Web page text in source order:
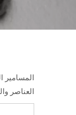
المسامير
العناصر